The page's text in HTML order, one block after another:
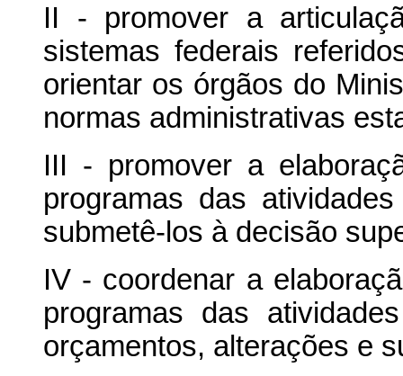
II - promover a
sistemas federais
orientar os órgãos do
normas administrativas
III - promover a
programas das
submetê-los à decisão
IV - coordenar a
programas das
orçamentos, alterações e